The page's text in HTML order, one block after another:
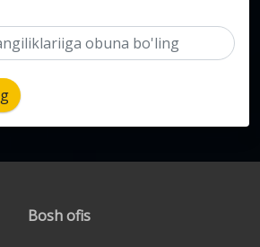
Bosh ofis